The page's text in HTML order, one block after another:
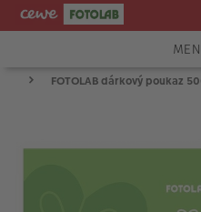
FOTOAPARÁTY
FOTOLAB dárkový poukaz